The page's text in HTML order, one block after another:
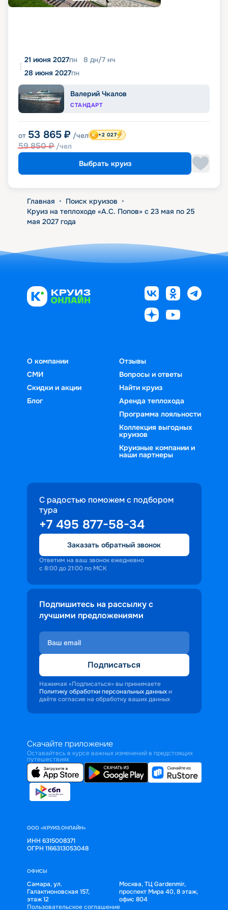
21 июня 2027пн 8 дн/7 нч
28 июня 2027пн
Валерий Чкалов
СТАНДАРТ
от 53 865 ₽ /чел
59 850₽ /чел
+2 027
Выбрать круиз
Главная • Поиск круизов •
Круиз на теплоходе «А.С. Попов» с 23 мая по 25
мая 2027 года
О компании
СМИ
Скидки и акции
Блог
Отзывы
Вопросы и ответы
Найти круиз
Аренда теплохода
Программа лояльности
Коллекция выгодных
круизов
Круизные компании и
наши партнеры
С радостью поможем с подбором
тура
+7 495 877-58-34
Заказать обратный звонок
Ответим на ваш звонок ежедневно
с 8:00 до 21:00 по МСК
Подпишитесь на рассылку с
лучшими предложениями
Подписаться
Нажимая «Подписаться» вы принимаете
Политику обработки персональных данных и
даёте согласие на обработку ваших данных
Скачайте приложение
Оставайтесь в курсе важных изменений в предстоящих
путешествиях
ООО «КРУИЗ.ОНЛАЙН»
ИНН 6315008371
ОГРН 1166313053048
ОФИСЫ
Самара, ул.
Галактионовская 157,
этаж 12
Москва, ТЦ Gardenmir,
проспект Мира 40, 8 этаж,
офис 804
Пользовательское соглашение